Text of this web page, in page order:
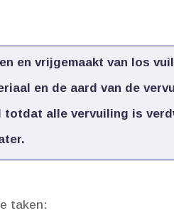
en vrijgemaakt van los
en de aard van de
alle vervuiling is
taken: